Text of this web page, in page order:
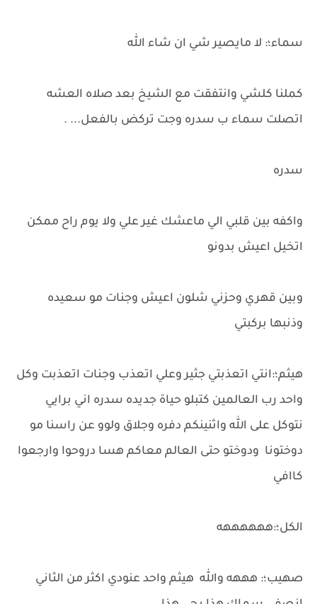
سماء؛: لا مايصير شي ان شاء الله
كملنا كلشي وانتفقت مع الشيخ بعد صلاه العشه
اتصلت سماء ب سدره وجت تركض بالفعل... .
سدره
واكفه بين قلبي الي ماعشك غير علي ولا يوم راح ممكن
اتخيل اعيش بدونو
وبين قهري وحزني شلون اعيش وجنات مو سعيده
وذنبها بركبتي
هيثم؛:انتي اتعذبتي جثير وعلي اتعذب وجنات اتعذبت وكل
واحد رب العالمين كتبلو حياة جديده سدره اني برايي
نتوكل على الله واثنينكم دفره وجلاق ولوو عن راسنا مو
دوختونا ودوختو حتى العالم معاكم هسا دروحوا وارجعوا
كاافي
الكل؛:ههههههه
صهيب؛: هههه والله هيثم واحد عنودي اكثر من الثاني